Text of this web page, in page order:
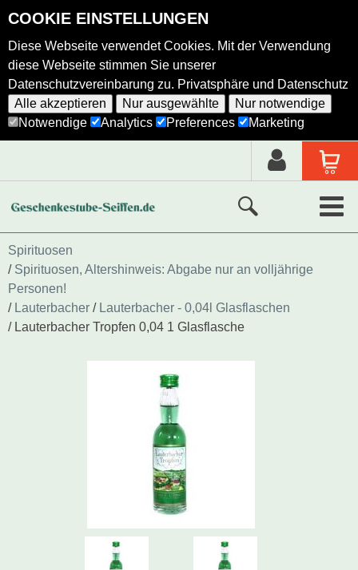
COOKIE EINSTELLUNGEN
Diese Webseite verwendet Cookies. Mit der Verwendung
diese Webseite stimmen Sie unserer
Datenschutzvereinbarung zu. Privatsphäre und Datenschutz
Alle akzeptieren
Nur ausgewählte
Nur notwendige
Notwendige
Analytics Preferences Marketing
Neue Produkte
Ausgewählte Produkte
Alle Produkte
Spirituosen
Spirituosen, Altershinweis: Abgabe nur an volljährige
Personen!
Lauterbacher
Lauterbacher - 0,04l Glasflaschen
Lauterbacher Tropfen 0,04 1 Glasflasche